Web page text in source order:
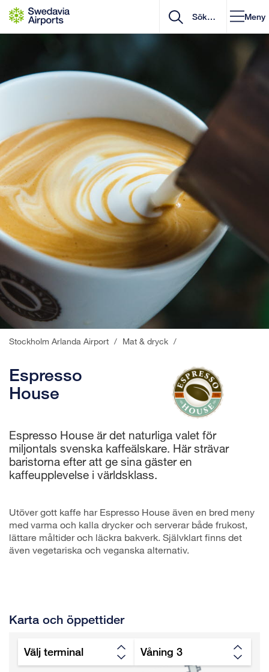
Gå till innehåll
Meny
Stockholm Arlanda Airport / Mat & dryck /
Espresso
House
Espresso House är det naturliga valet för
miljontals svenska kaffeälskare. Här strävar
baristorna efter att ge sina gäster en
kaffeupplevelse i världsklass.
Utöver gott kaffe har Espresso House även en bred meny
med varma och kalla drycker och serverar både frukost,
lättare måltider och läckra bakverk. Självklart finns det
även vegetariska och veganska alternativ.
Karta och öppettider